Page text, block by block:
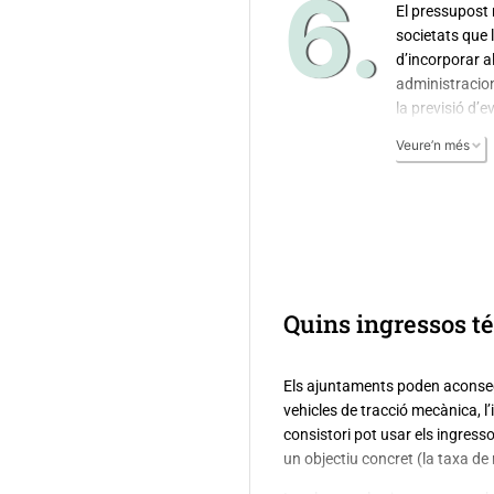
6.
El pressupost
societats que
d’incorporar
la previsió
organismes
Veure’n més
Quins ingressos
Els ajuntaments poden
vehicles de tracció mecànica,
consistori pot usar els
un objectiu concret (la taxa de